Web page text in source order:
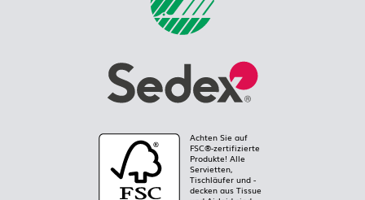
Achten Sie auf
FSC®-zertifizierte
Produkte! Alle
Servietten,
Tischläufer und -
decken aus Tissue